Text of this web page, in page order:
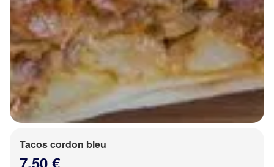
Tacos cordon bleu
7.50 €